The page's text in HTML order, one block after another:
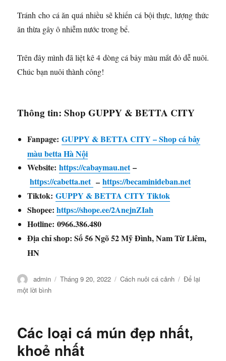
Tránh cho cá ăn quá nhiều sẽ khiến cá bội thực, lượng thức
ăn thừa gây ô nhiễm nước trong bể.
Trên đây mình đã liệt kê 4 dòng cá bảy màu mắt đỏ dễ nuôi.
Chúc bạn nuôi thành công!
Thông tin: Shop GUPPY & BETTA CITY
Fanpage:GUPPY & BETTA CITY – Shop cá bảy
màu betta Hà Nội
Website:https://cabaymau.net–
https://cabetta.net –https://becaminideban.net
Tiktok:GUPPY & BETTA CITY Tiktok
Shopee:https://shope.ee/2AnejnZIah
Hotline: 0966.386.480
Địa chỉ shop: Số 56 Ngõ 52 Mỹ Đình, Nam Từ Liêm,
HN
Tác
giả
admin
Đăng
Tháng 9 20, 2022
Danh
Cách nuôi cá cảnh
Để lại
một lời bìnhở
cá
màu
Các loại cá mún đẹp nhất,
khoẻ nhất